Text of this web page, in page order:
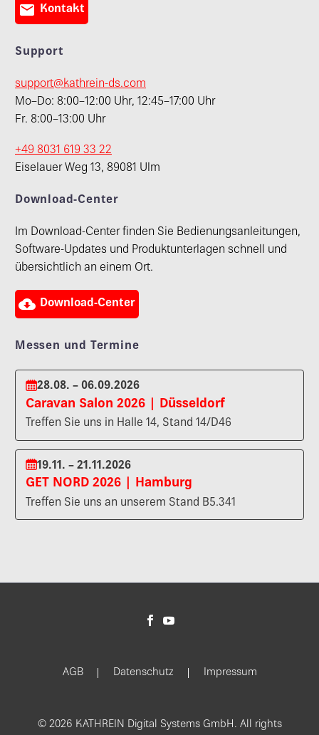
 Kontakt
Support
support@kathrein-ds.com
Mo–Do: 8:00–12:00 Uhr, 12:45–17:00 Uhr
Fr. 8:00–13:00 Uhr
+49 8031 619 33 22
Eiselauer Weg 13, 89081 Ulm
Download-Center
Im Download-Center finden Sie Bedienungsanleitungen,
Software-Updates und Produktunterlagen schnell und
übersichtlich an einem Ort.
 Download-Center
Messen und Termine
28.08. – 06.09.2026
Caravan Salon 2026 | Düsseldorf
Treffen Sie uns in Halle 14, Stand 14/D46
19.11. – 21.11.2026
GET NORD 2026 | Hamburg
Treffen Sie uns an unserem Stand B5.341
AGB Datenschutz Impressum
© 2026 KATHREIN Digital Systems GmbH. All rights